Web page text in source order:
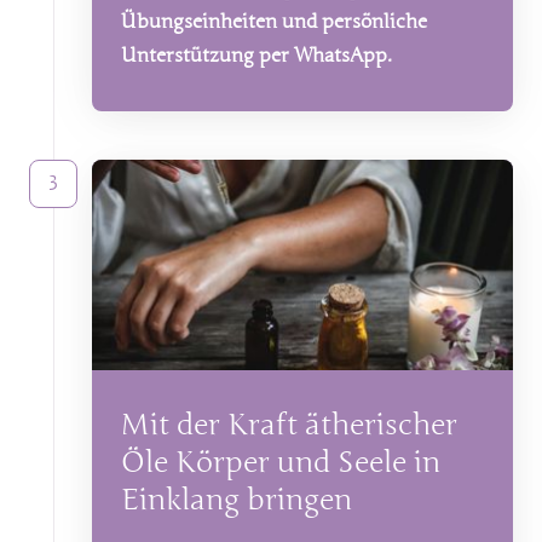
Übungseinheiten und
Unterstützung per WhatsApp.
3
Mit der Kraft ätherischer
Öle Körper und Seele in
Einklang bringen